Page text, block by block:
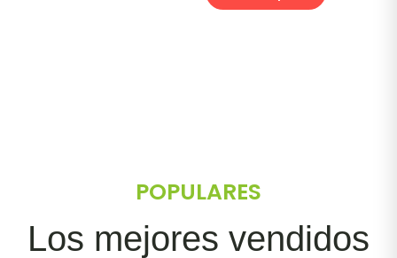
POPULARES
Los mejores vendidos